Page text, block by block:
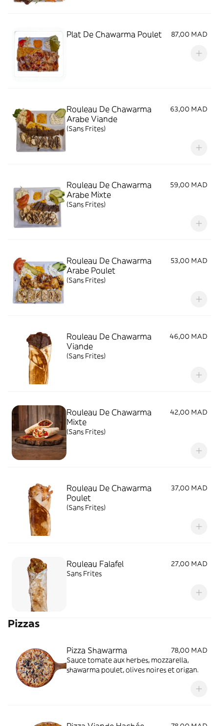
Plat De Chawarma Poulet 87,00 MAD
Rouleau De Chawarma
Arabe Viande
63,00 MAD
(Sans Frites)
Rouleau De Chawarma
Arabe Mixte
59,00 MAD
(Sans Frites)
Rouleau De Chawarma
Arabe Poulet
53,00 MAD
(Sans Frites)
Rouleau De Chawarma
Viande
46,00 MAD
(Sans Frites)
Rouleau De Chawarma
Mixte
42,00 MAD
(Sans Frites)
Rouleau De Chawarma
Poulet
37,00 MAD
(Sans Frites)
Rouleau Falafel
27,00 MAD
Sans Frites
Pizzas
Pizza Shawarma
78,00 MAD
Sauce tomate aux herbes, mozzarella,
shawarma poulet, olives noires et origan.